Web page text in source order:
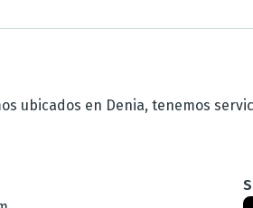
ubicados en Denia, tenemos